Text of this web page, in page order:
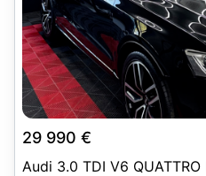
29 990 €
Audi 3.0 TDI V6